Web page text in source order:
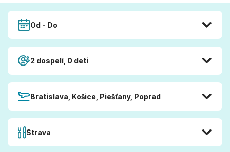
Od - Do
2 dospelí, 0 deti
Bratislava, Košice, Piešťany, Poprad
Strava